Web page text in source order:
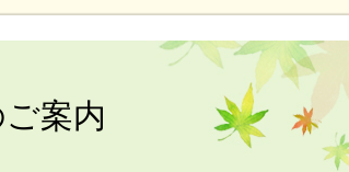
案内